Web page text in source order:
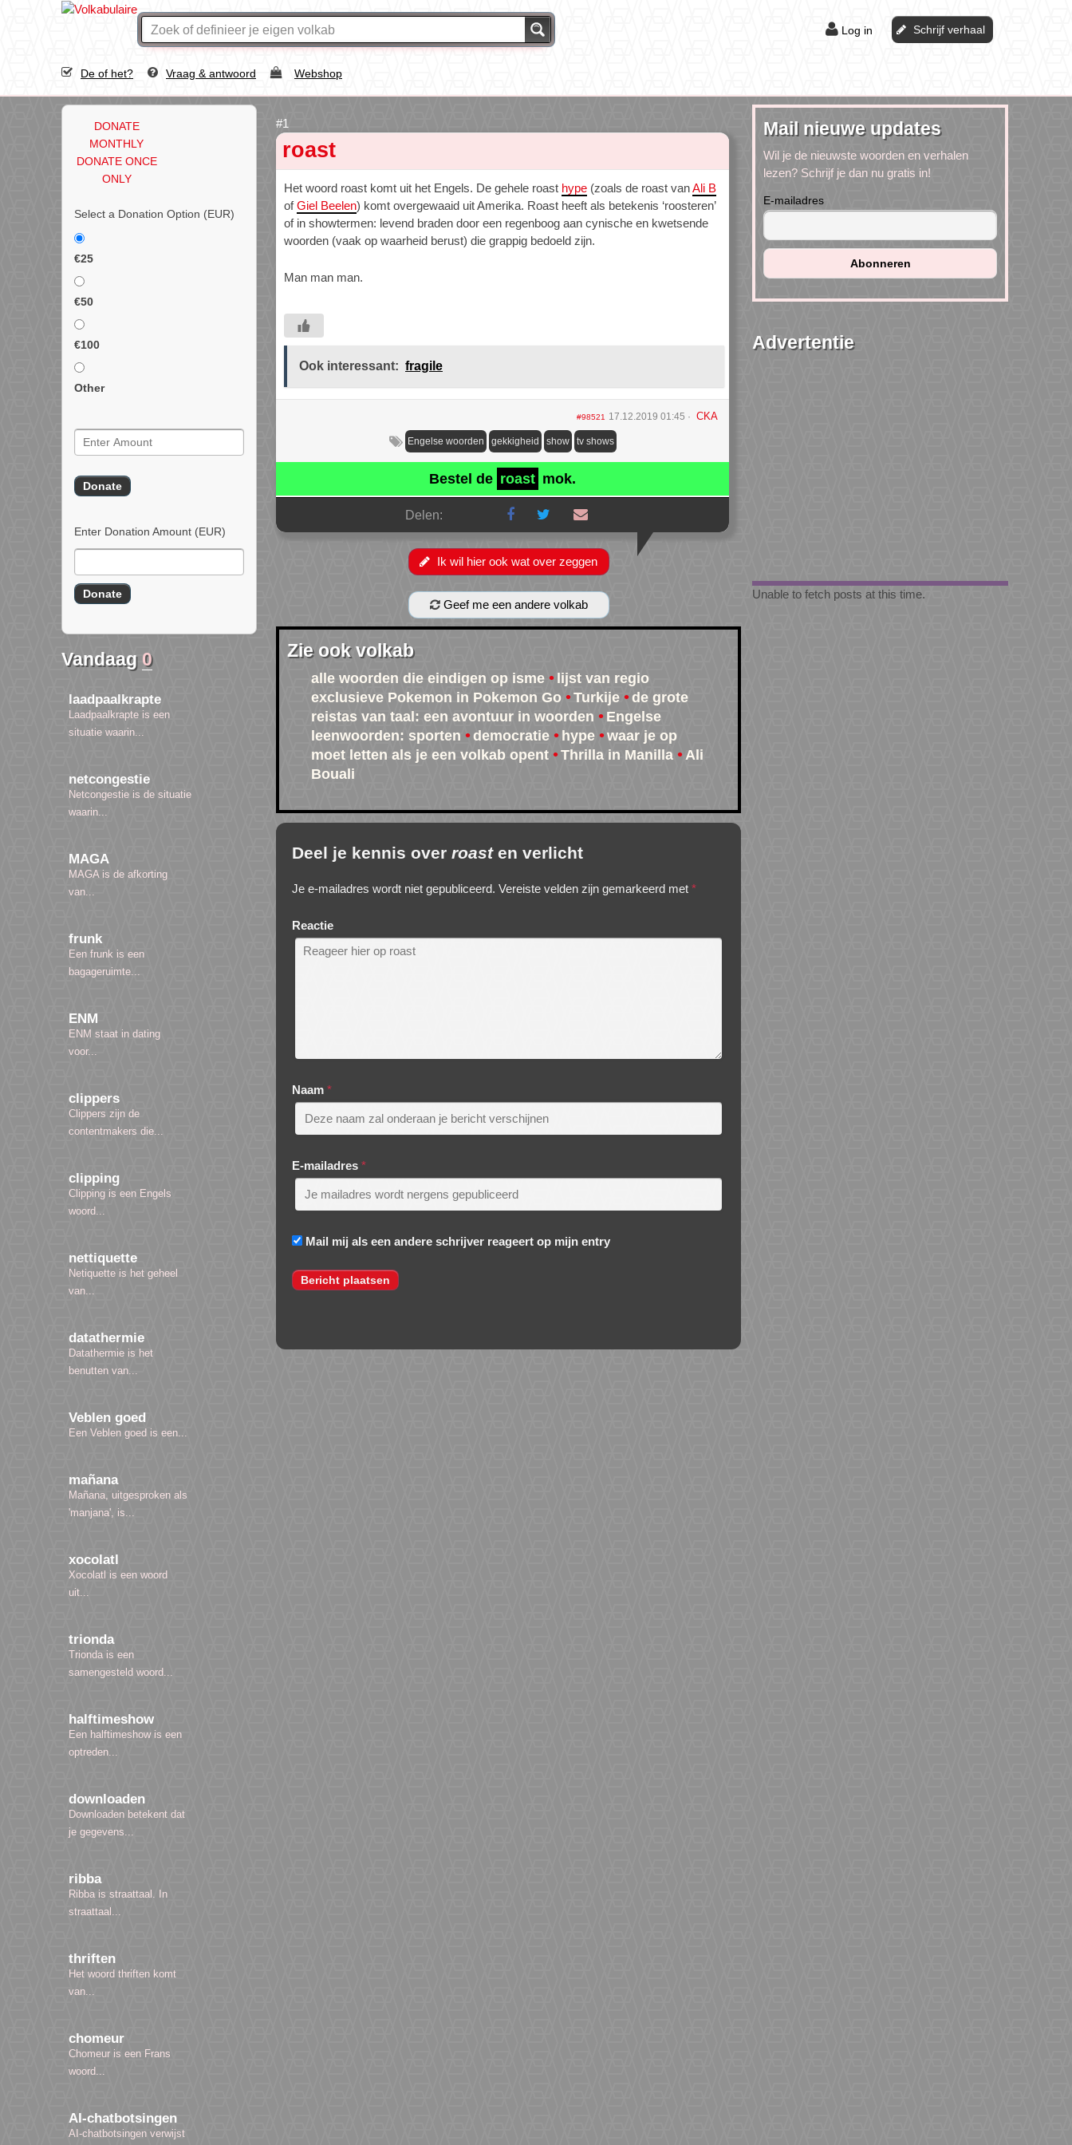
Log in Schrijf verhaal
De of het? Vraag & antwoord Webshop
DONATE
MONTHLY
DONATE ONCE
ONLY
Select a Donation Option (EUR)
€25
€50
€100
Other
Enter Donation Amount (EUR)
Vandaag 0
laadpaalkrapte
Laadpaalkrapte is een
situatie waarin...
netcongestie
Netcongestie is de situatie
waarin...
MAGA
MAGA is de afkorting
van...
frunk
Een frunk is een
bagageruimte...
ENM
ENM staat in dating
voor...
clippers
Clippers zijn de
contentmakers die...
clipping
Clipping is een Engels
woord...
nettiquette
Netiquette is het geheel
van...
datathermie
Datathermie is het
benutten van...
Veblen goed
Een Veblen goed is een...
mañana
Mañana, uitgesproken als
'manjana', is...
xocolatl
Xocolatl is een woord
uit...
trionda
Trionda is een
samengesteld woord...
halftimeshow
Een halftimeshow is een
optreden...
downloaden
Downloaden betekent dat
je gegevens...
ribba
Ribba is straattaal. In
straattaal...
thriften
Het woord thriften komt
van...
chomeur
Chomeur is een Frans
woord...
AI-chatbotsingen
AI-chatbotsingen verwijst
roast
Het woord roast komt uit het Engels. De gehele roast hype (zoals de roast vanAli B
ofGiel Beelen) komt overgewaaid uit Amerika. Roast heeft als betekenis ‘roosteren’
of in showtermen: levend braden door een regenboog aan cynische en kwetsende
woorden (vaak op waarheid berust) die grappig bedoeld zijn.
Man man man.
Ook interessant: fragile
#98521 17.12.2019 01:45 CKA
Engelse woorden gekkigheid show tv shows
Bestel de roast mok.
Delen:
Ik wil hier ook wat over zeggen
Geef me een andere volkab
Zie ook volkab
alle woorden die eindigen op isme
lijst van regio
exclusieve Pokemon in Pokemon Go
Turkije
de grote
reistas van taal: een avontuur in woorden
Engelse
leenwoorden: sporten
democratie hype
waar je op
moet letten als je een volkab opent
Thrilla in Manilla
Ali
Bouali
Deel je kennis over roasten verlicht
Je e-mailadres wordt niet gepubliceerd. Vereiste velden zijn gemarkeerd met *
Reactie
Naam *
E-mailadres *
Mail mij als een andere schrijver reageert op mijn entry
Mail nieuwe updates
Wil je de nieuwste woorden en verhalen
lezen? Schrijf je dan nu gratis in!
E-mailadres
Advertentie
Unable to fetch posts at this time.